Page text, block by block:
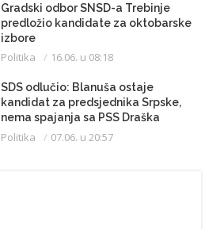
Gradski odbor SNSD-a Trebinje
predložio kandidate za oktobarske
izbore
Politika 16.06. u 08:18
SDS odlučio: Blanuša ostaje
kandidat za predsjednika Srpske,
nema spajanja sa PSS Draška
Stanivukovića
Politika 07.06. u 20:57